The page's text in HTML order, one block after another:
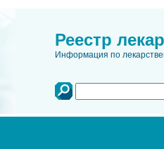
Реестр
Информация по